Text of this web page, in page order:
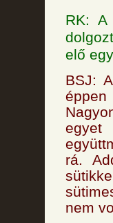
RK: A
elő
BSJ:
éppen
rá.
nem